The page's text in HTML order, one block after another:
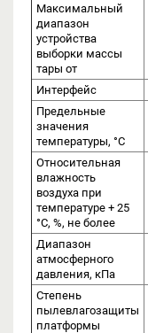
Максимальный
диапазон
устройства
выборки массы
тары от
Интерфейс
Предельные
значения
температуры, °С
Относительная
влажность
воздуха при
температуре + 25
°С, %, не более
Диапазон
атмосферного
давления, кПа
Степень
пылевлагозащиты
платформы